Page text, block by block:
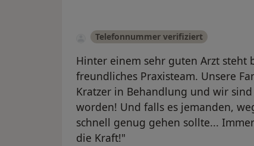
Telefonnummer verifiziert
Hinter einem sehr guten Arzt steht
freundliches Praxisteam. Unsere
Kratzer in Behandlung und wir
worden! Und falls es jemanden,
schnell genug gehen sollte...
die Kraft!"